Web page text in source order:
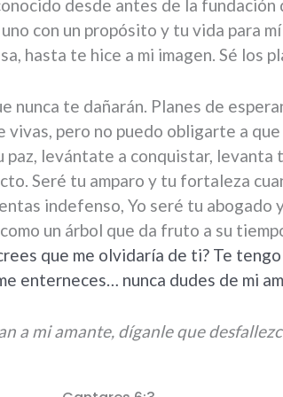
desde antes de la fundación
con un propósito y tu vida para
hasta te hice a mi imagen. Sé los
nunca te dañarán. Planes de
pero no puedo obligarte a
levántate a conquistar, levanta
Seré tu amparo y tu fortaleza
indefenso, Yo seré tu abogado
un árbol que da fruto a su
que me olvidaría de ti? Te
enterneces… nunca dudes de mi
a mi amante, díganle que